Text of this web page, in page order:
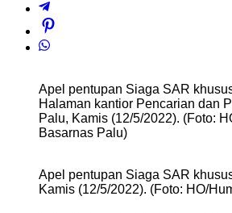
Apel pentupan Siaga SAR
Halaman kantior Pencarian dan
Palu, Kamis (12/5/2022). (Foto:
Basarnas Palu)
Apel pentupan Siaga SAR
Kamis (12/5/2022). (Foto: HO/